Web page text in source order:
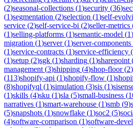
(2)seasonal-collections (1)security (36)
(1)segmentation (2)selection (1)self-
service (2)self-service-bi (2)seller-metrics
(1)selling-platforms (1)semantic-model (1)
migration (1)server(1)server-components
(1)service-contracts (1)service-efficiency (
(1)setup (2)sgk (1)sharding (1)sharepoint
management (3)shipping (4)shop-floor(2)
(113)shopify-api (1)shopify-flow (1)
(8)shopifyql (1)simulation (3)sis (1)
(1)skills (4)sku (1)sla (5)small-business (
narratives (1)smart-warehouse (1)smb (9)
(5)snapshots (1)snowflake (1)soc2 (5)
(4)software-comparison (1)software-